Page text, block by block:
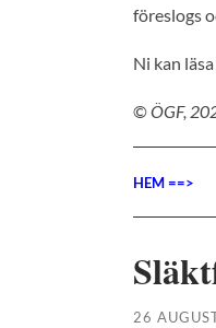
föreslogs
Ni kan
©ÖGF,
HEM ==>
26